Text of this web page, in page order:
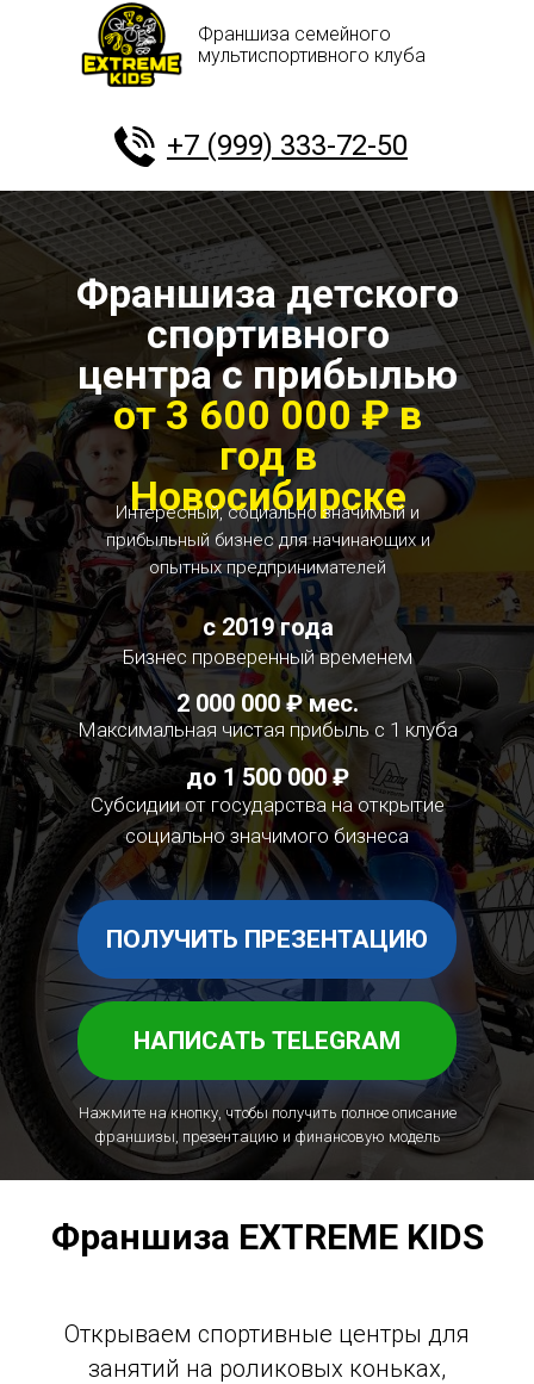
Франшиза семейного
мультиспортивного клуба
+7 (999) 333-72-50
Франшиза детского
спортивного
центра с прибылью
от 3 600 000 ₽ в
год в
Новосибирске
ПОЛУЧИТЬ ПРЕЗЕНТАЦИЮ
Бизнес проверенный временем
Интересный, социально значимый и
прибыльный бизнес для начинающих и
опытных предпринимателей
с 2019 года
НАПИСАТЬ TELEGRAM
Нажмите на кнопку, чтобы получить полное описание
франшизы, презентацию и финансовую модель
Максимальная чистая прибыль с 1 клуба
2 000 000 ₽ мес.
Субсидии от государства на открытие
социально значимого бизнеса
до 1 500 000 ₽
Франшиза EXTREME KIDS
Открываем спортивные центры для
занятий на роликовых коньках,